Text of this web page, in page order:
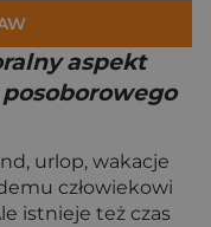
aspekt
urlop, wakacje
człowiekowi
istnieje też czas